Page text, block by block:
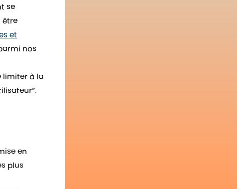
se
être
et
nos
limiter à la
en
plus